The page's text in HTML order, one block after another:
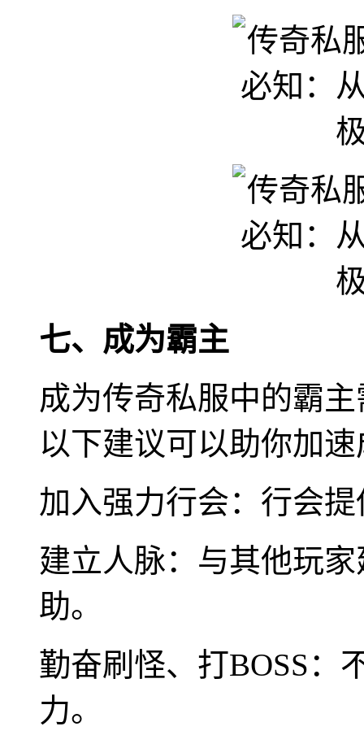
七、成为霸主
成为传奇私服中的霸
以下建议可以助你加
加入强力行会：行会
建立人脉：与其他玩
助。
勤奋刷怪、打BOSS：
力。